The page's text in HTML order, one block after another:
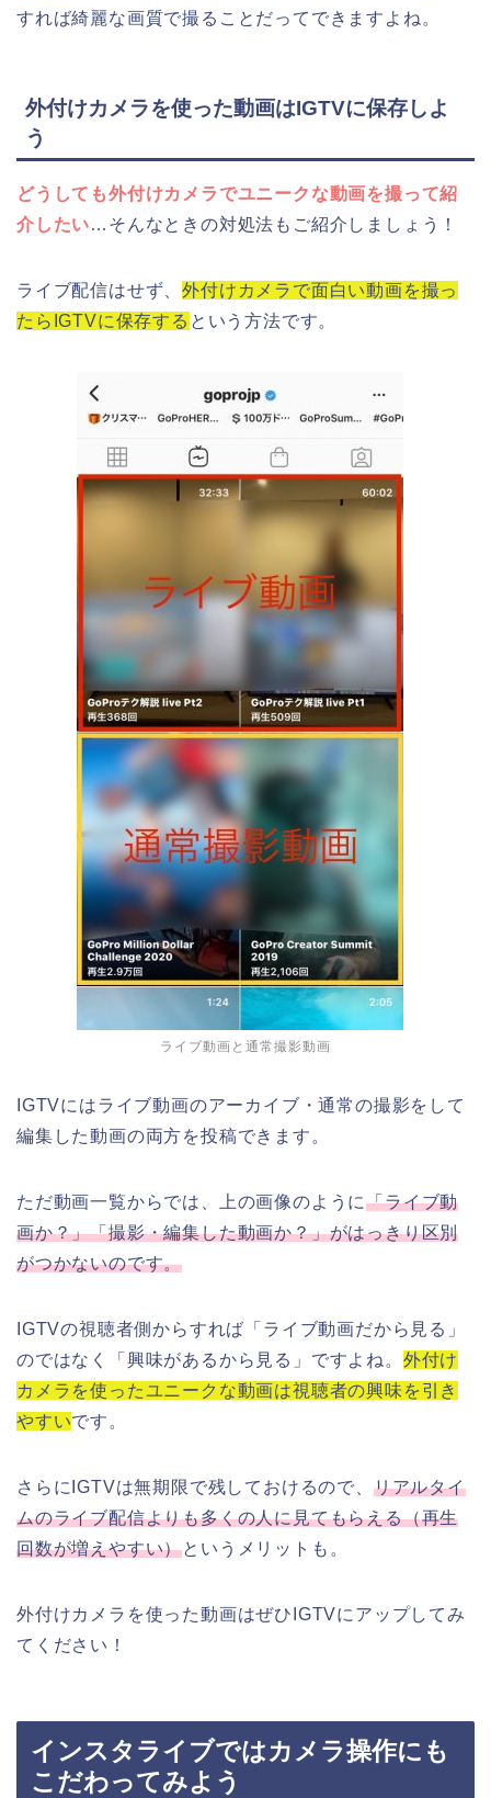
すれば綺麗な画質で撮ることだってできますよね。
外付けカメラを使った動画はIGTVに保存しよ
う
どうしても外付けカメラでユニークな動画を撮って紹
介したい…そんなときの対処法もご紹介しましょう！
ライブ配信はせず、外付けカメラで面白い動画を撮っ
たらIGTVに保存する という方法です。
ライブ動画と通常撮影動画
IGTVにはライブ動画のアーカイブ・通常の撮影をして
編集した動画の両方を投稿できます。
ただ動画一覧からでは、上の画像のように「ライブ動
画か？」「撮影・編集した動画か？」がはっきり区別
がつかないのです。
IGTVの視聴者側からすれば「ライブ動画だから見る」
のではなく「興味があるから見る」ですよね。 外付け
カメラを使ったユニークな動画は視聴者の興味を引き
やすいです。
さらにIGTVは無期限で残しておけるので、 リアルタイ
ムのライブ配信よりも多くの人に見てもらえる（再生
回数が増えやすい）というメリットも。
外付けカメラを使った動画はぜひIGTVにアップしてみ
てください！
インスタライブではカメラ操作にも
こだわってみよう